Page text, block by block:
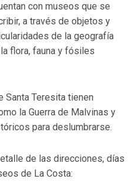
con museos que se
a través de objetos y
de la geografía
flora, fauna y fósiles
Santa Teresita tienen
la Guerra de Malvinas y
para deslumbrarse.
de las direcciones, días
de La Costa: